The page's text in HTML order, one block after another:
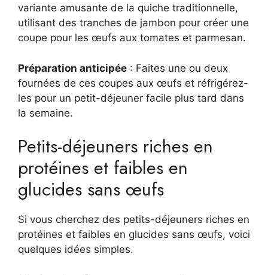
variante amusante de la quiche traditionnelle,
utilisant des tranches de jambon pour créer une
coupe pour les œufs aux tomates et parmesan.
Préparation anticipée : Faites une ou deux
fournées de ces coupes aux œufs et réfrigérez-
les pour un petit-déjeuner facile plus tard dans
la semaine.
Petits-déjeuners riches en
protéines et faibles en
glucides sans œufs
Si vous cherchez des petits-déjeuners riches en
protéines et faibles en glucides sans œufs, voici
quelques idées simples.